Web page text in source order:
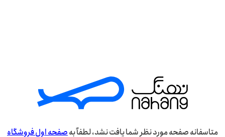
متاسفانه صفحه مورد نظر شما یافت نشد، لطفاً بهصفحه اول فروشگاه